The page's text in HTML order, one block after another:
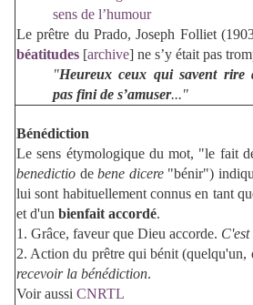
sens de l’humour
Le prêtre du Prado, Joseph Folliet
béatitudes [archive] ne s’y était pas
"Heureux ceux qui savent rire
pas fini de s’amuser..."
Bénédiction
Le sens étymologique du mot, "le fait
benedictio de bene dicere"bénir")
lui sont habituellement connus en tant
et d'un bienfait accordé.
1. Grâce, faveur que Dieu accorde.
2. Action du prêtre qui bénit (quelqu'un,
recevoir la bénédiction.
Voir aussi CNRTL